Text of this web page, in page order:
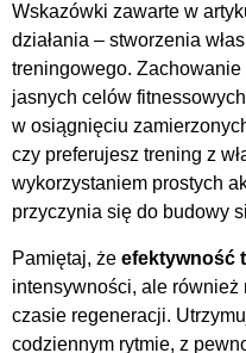
Wskazówki zawarte w
działania – stworzenia
treningowego.
jasnych celów
w osiągnięciu
czy preferujesz trening z
wykorzystaniem prostych
przyczynia się do budowy
Pamiętaj, że efektywność
intensywności, ale
czasie regeneracji.
codziennym rytmie, z